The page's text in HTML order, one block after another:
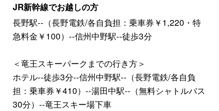
JR新幹線でお越しの方
長野駅--（長野電鉄/各自負担：乗車券￥1,220・特
急料金￥100）--信州中野駅--徒歩3分
＜竜王スキーパークまでの行き方＞
ホテル--徒歩3分--信州中野駅--（長野電鉄/各自負
担：乗車券￥410）--湯田中駅--（無料シャトルバス
30分）--竜王スキー場下車